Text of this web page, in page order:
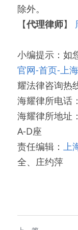
除外。
【代理律师】
小编提示：如
官网-首页-上
耀法律咨询热
海耀律所电话
海耀律所地址
A-D座
责任编辑： 上
全、庄约萍